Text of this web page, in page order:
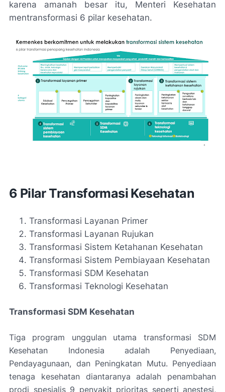
karena amanah besar itu, Menteri Kesehatan
mentransformasi 6 pilar kesehatan.
6 Pilar Transformasi Kesehatan
Transformasi Layanan Primer
Transformasi Layanan Rujukan
Transformasi Sistem Ketahanan Kesehatan
Transformasi Sistem Pembiayaan Kesehatan
Transformasi SDM Kesehatan
Transformasi Teknologi Kesehatan
Transformasi SDM Kesehatan
Tiga program unggulan utama transformasi SDM
Kesehatan Indonesia adalah Penyediaan,
Pendayagunaan, dan Peningkatan Mutu. Penyediaan
tenaga kesehatan diantaranya adalah penambahan
prodi spesialis 9 penyakit prioritas seperti anestesi,